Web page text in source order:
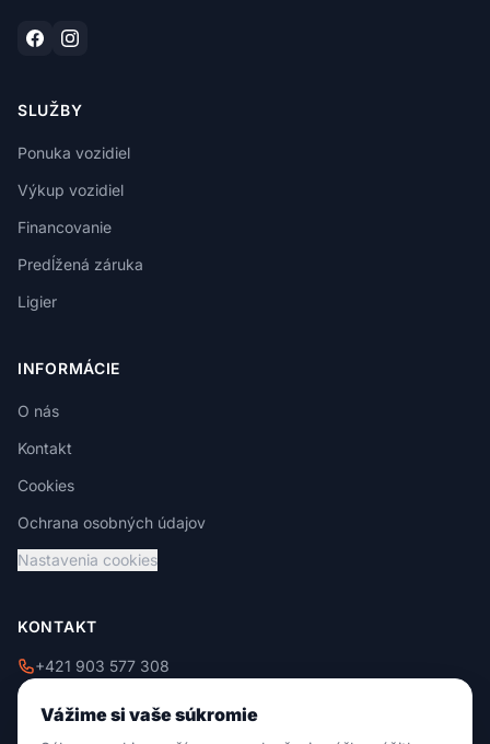
SLUŽBY
Ponuka vozidiel
Výkup vozidiel
Financovanie
Predĺžená záruka
Ligier
INFORMÁCIE
O nás
Kontakt
Cookies
Ochrana osobných údajov
Nastavenia cookies
KONTAKT
+421 903 577 308
Vážime si vaše súkromie